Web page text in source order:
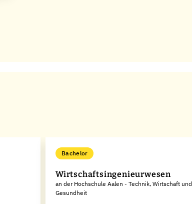
Bachelor
Wirtschaftsingenieurwesen
an der Hochschule Aalen - Technik, Wirtschaft und
Gesundheit